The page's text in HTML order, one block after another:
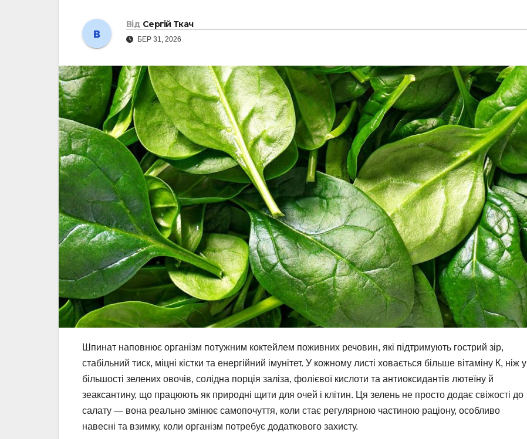
Від Сергій Ткач
БЕР 31, 2026
Шпинат наповнює організм потужним коктейлем поживних речовин, які підтримують гострий зір,
стабільний тиск, міцні кістки та енергійний імунітет. У кожному листі ховається більше вітаміну К, ніж у
більшості зелених овочів, солідна порція заліза, фолієвої кислоти та антиоксидантів лютеїну й
зеаксантину, що працюють як природні щити для очей і клітин. Ця зелень не просто додає свіжості до
салату — вона реально змінює самопочуття, коли стає регулярною частиною раціону, особливо
навесні та взимку, коли організм потребує додаткового захисту.